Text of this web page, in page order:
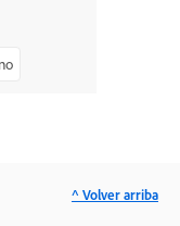
^ Volver arriba